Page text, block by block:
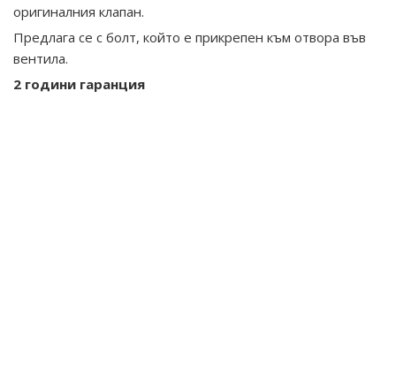
оригиналния клапан.
Предлага се с болт, който е прикрепен към отвора във
вентила.
2 години гаранция